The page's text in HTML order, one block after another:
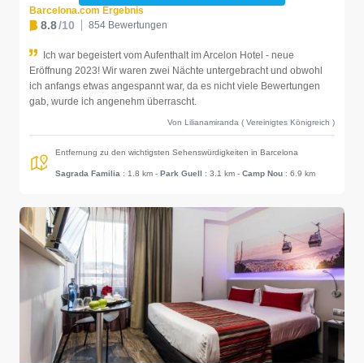
Barcelona.com Ergebnis
8.8/10 854 Bewertungen
Ich war begeistert vom Aufenthalt im Arcelon Hotel - neue
Eröffnung 2023! Wir waren zwei Nächte untergebracht und obwohl
ich anfangs etwas angespannt war, da es nicht viele Bewertungen
gab, wurde ich angenehm überrascht.
Von Lilianamiranda ( Vereinigtes Königreich )
Entfernung zu den wichtigsten Sehenswürdigkeiten in Barcelona
Sagrada Familia : 1.8 km - Park Guell : 3.1 km - Camp Nou : 6.9 km